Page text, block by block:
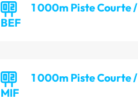
1 000m Piste Courte /
BEF
1 000m Piste Courte /
MIF